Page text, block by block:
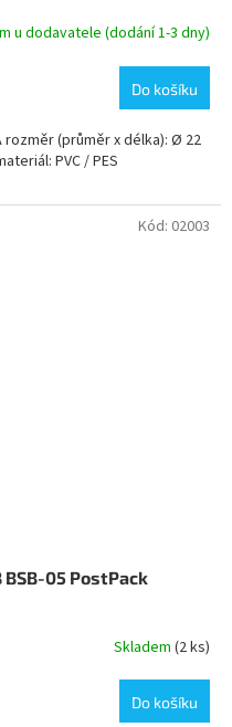
u dodavatele (dodání 1-3 dny)
Do košíku
rozměr (průměr x délka): Ø 22
PVC / PES
05 PostPack
Skladem (2 ks)
Do košíku
Kód: 02003